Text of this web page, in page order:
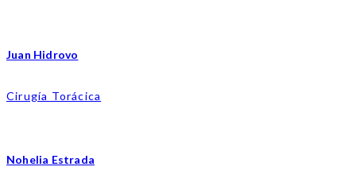
Juan Hidrovo
Cirugía Torácica
Nohelia Estrada